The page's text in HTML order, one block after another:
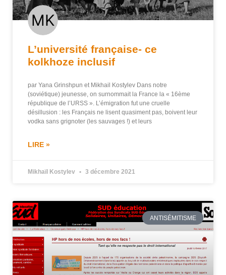
L’université française- ce
kolkhoze inclusif
par Yana Grinshpun et Mikhail Kostylev Dans notre
(soviétique) jeunesse, on surnommait la France la « 16ème
république de l’URSS ». L’émigration fut une cruelle
désillusion : les Français ne lisent quasiment pas, boivent leur
vodka sans grignoter (les sauvages !) et leurs
LIRE »
Mikhaïl Kostylev 3 décembre 2021
ANTISÉMITISME